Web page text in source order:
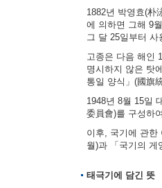
1882년 박영효(朴
에 의하면 그해 9
그 달 25일부터
고종은 다음 해인
명시하지 않은 탓
통일 양식」(國旗
1948년 8월 15일
委員會)를 구성하
이후, 국기에 관한
월)과 「국기의 게
태극기에 담긴 뜻